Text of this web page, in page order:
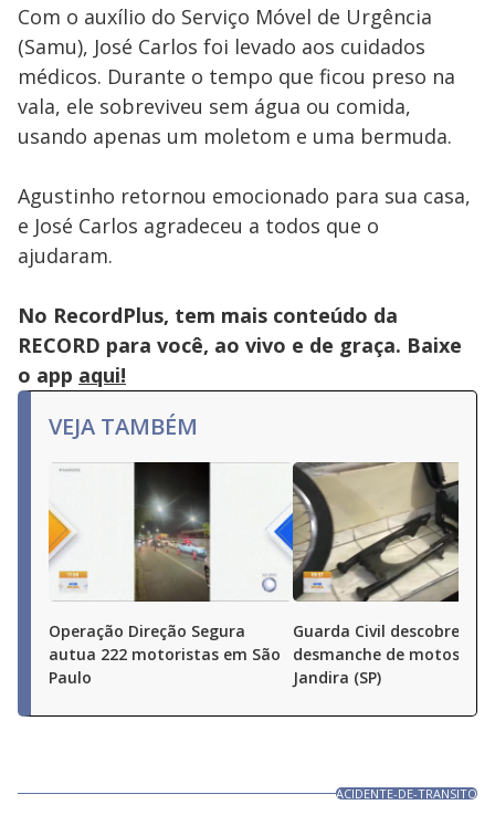
Com o auxílio do Serviço Móvel de Urgência
(Samu), José Carlos foi levado aos cuidados
médicos. Durante o tempo que ficou preso na
vala, ele sobreviveu sem água ou comida,
usando apenas um moletom e uma bermuda.
Agustinho retornou emocionado para sua casa,
e José Carlos agradeceu a todos que o
ajudaram.
No RecordPlus, tem mais conteúdo da
RECORD para você, ao vivo e de graça. Baixe
o app aqui!
VEJA TAMBÉM
Operação Direção Segura
autua 222 motoristas em São
Paulo
Guarda Civil descobre
desmanche de motos em
Jandira (SP)
ACIDENTE-DE-TRANSITO